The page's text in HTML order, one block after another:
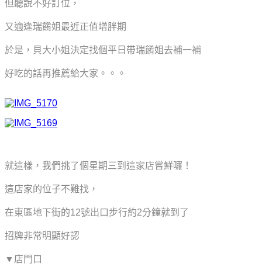
但聽說不好訂位，
又適逢瑞餚姐最近正值增胖期
於是，貝大小姐決定找個平日帶瑞餚姐去補一補
好吃的話再推薦給大家。。。
就這樣，我們挑了個星期三到這家店嘗鮮囉！
這店家的位子不難找，
在東區地下街的12號出口步行約2分鐘就到了
招牌非常明顯好認
▼店門口